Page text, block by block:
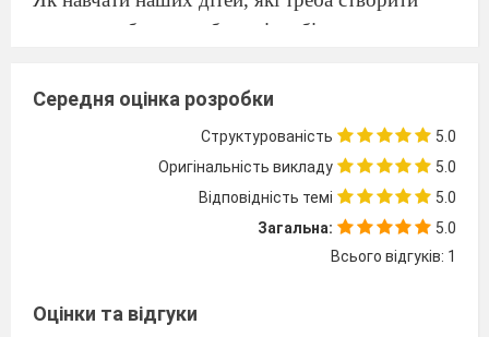
умови, щоб дитина була різнобічно розвинута,
ураховуючи індивідуальні можливості кожної
дитини. Які використовувати методи та
технології?Все це хвилює нас не лише ,як
педагогів ,а як і батьків.
Давно відомо,що навчаючи дитину за
допомогою гри та зацікавленості, ми швидше
букви в якомусь незрозумілому порядку, але
Середня оцінка розробки
Структурованість
5.0
Оригінальність викладу
5.0
Відповідність темі
5.0
Загальна:
5.0
Всього відгуків: 1
Оцінки та відгуки